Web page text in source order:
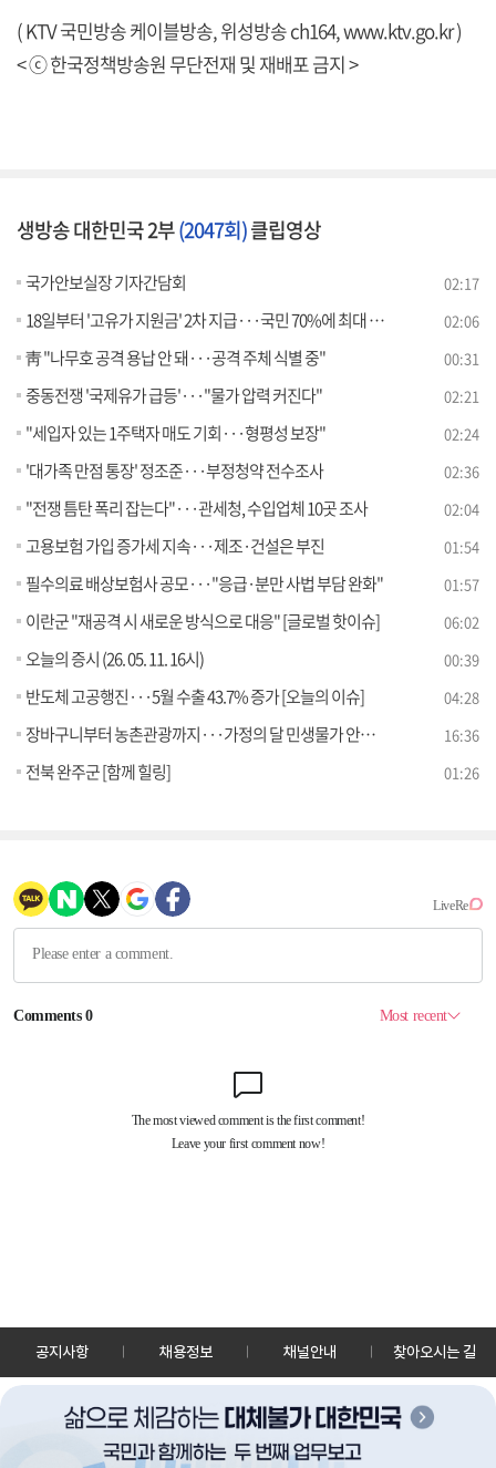
( KTV 국민방송 케이블방송, 위성방송 ch164,www.ktv.go.kr)
< ⓒ 한국정책방송원 무단전재 및 재배포 금지 >
생방송 대한민국 2부(2047회)클립영상
국가안보실장 기자간담회 02:17
18일부터 '고유가 지원금' 2차 지급···국민 70%에 최대 25만원 02:06
靑 "나무호 공격 용납 안 돼···공격 주체 식별 중" 00:31
중동전쟁 '국제유가 급등'···"물가 압력 커진다" 02:21
"세입자 있는 1주택자 매도 기회···형평성 보장" 02:24
'대가족 만점 통장' 정조준···부정청약 전수조사 02:36
"전쟁 틈탄 폭리 잡는다"···관세청, 수입업체 10곳 조사 02:04
고용보험 가입 증가세 지속···제조·건설은 부진 01:54
필수의료 배상보험사 공모···"응급·분만 사법 부담 완화" 01:57
이란군 "재공격 시 새로운 방식으로 대응" [글로벌 핫이슈] 06:02
오늘의 증시 (26. 05. 11. 16시) 00:39
반도체 고공행진···5월 수출 43.7% 증가 [오늘의 이슈] 04:28
장바구니부터 농촌관광까지···가정의 달 민생물가 안정 총력 [경제&이슈] 16:36
전북 완주군 [함께 힐링] 01:26
공지사항 채용정보 채널안내 찾아오시는 길
30128 세종특별자치시 정부2청사로 13 한국정책방송원 KTV
TEL: 044-204-8000
Copyrightⓒ KTV 국민방송 All Rights Reserved.